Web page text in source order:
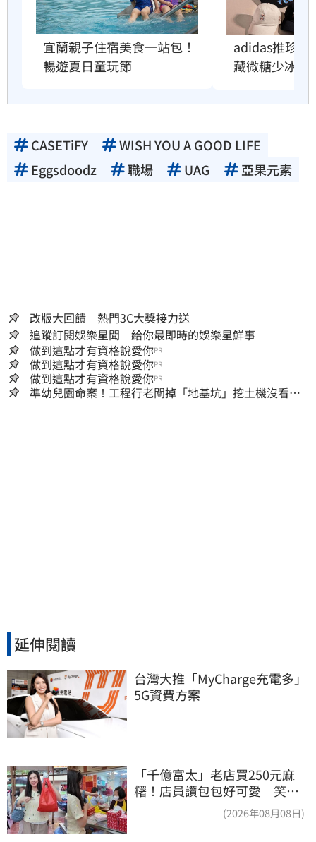
宜蘭親子住宿美食一站包！
暢遊夏日童玩節
adidas推珍奶
藏微糖少冰密
CASETiFY
WISH YOU A GOOD LIFE
Eggsdoodz
職場 UAG 亞果元素
改版大回饋 熱門3C大獎接力送
追蹤訂閱娛樂星聞 給你最即時的娛樂星鮮事
做到這點才有資格說愛你PR
做到這點才有資格說愛你PR
做到這點才有資格說愛你PR
準幼兒園命案！工程行老闆掉「地基坑」挖土機沒看
延伸閱讀
台灣大推「MyCharge充電多」
5G資費方案
「千億富太」老店買250元麻
糬！店員讚包包好可愛 笑
(2026年08月08日)